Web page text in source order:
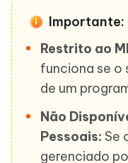
Importante:
Restrito ao
funciona se o
de um
Não
Pessoais: Se
gerenciado